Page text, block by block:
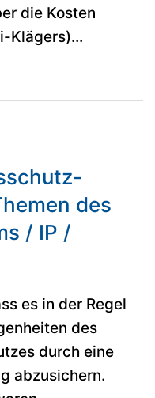
die Kosten
Klägers)...
des
/ IP /
es in der Regel
des
durch eine
abzusichern.